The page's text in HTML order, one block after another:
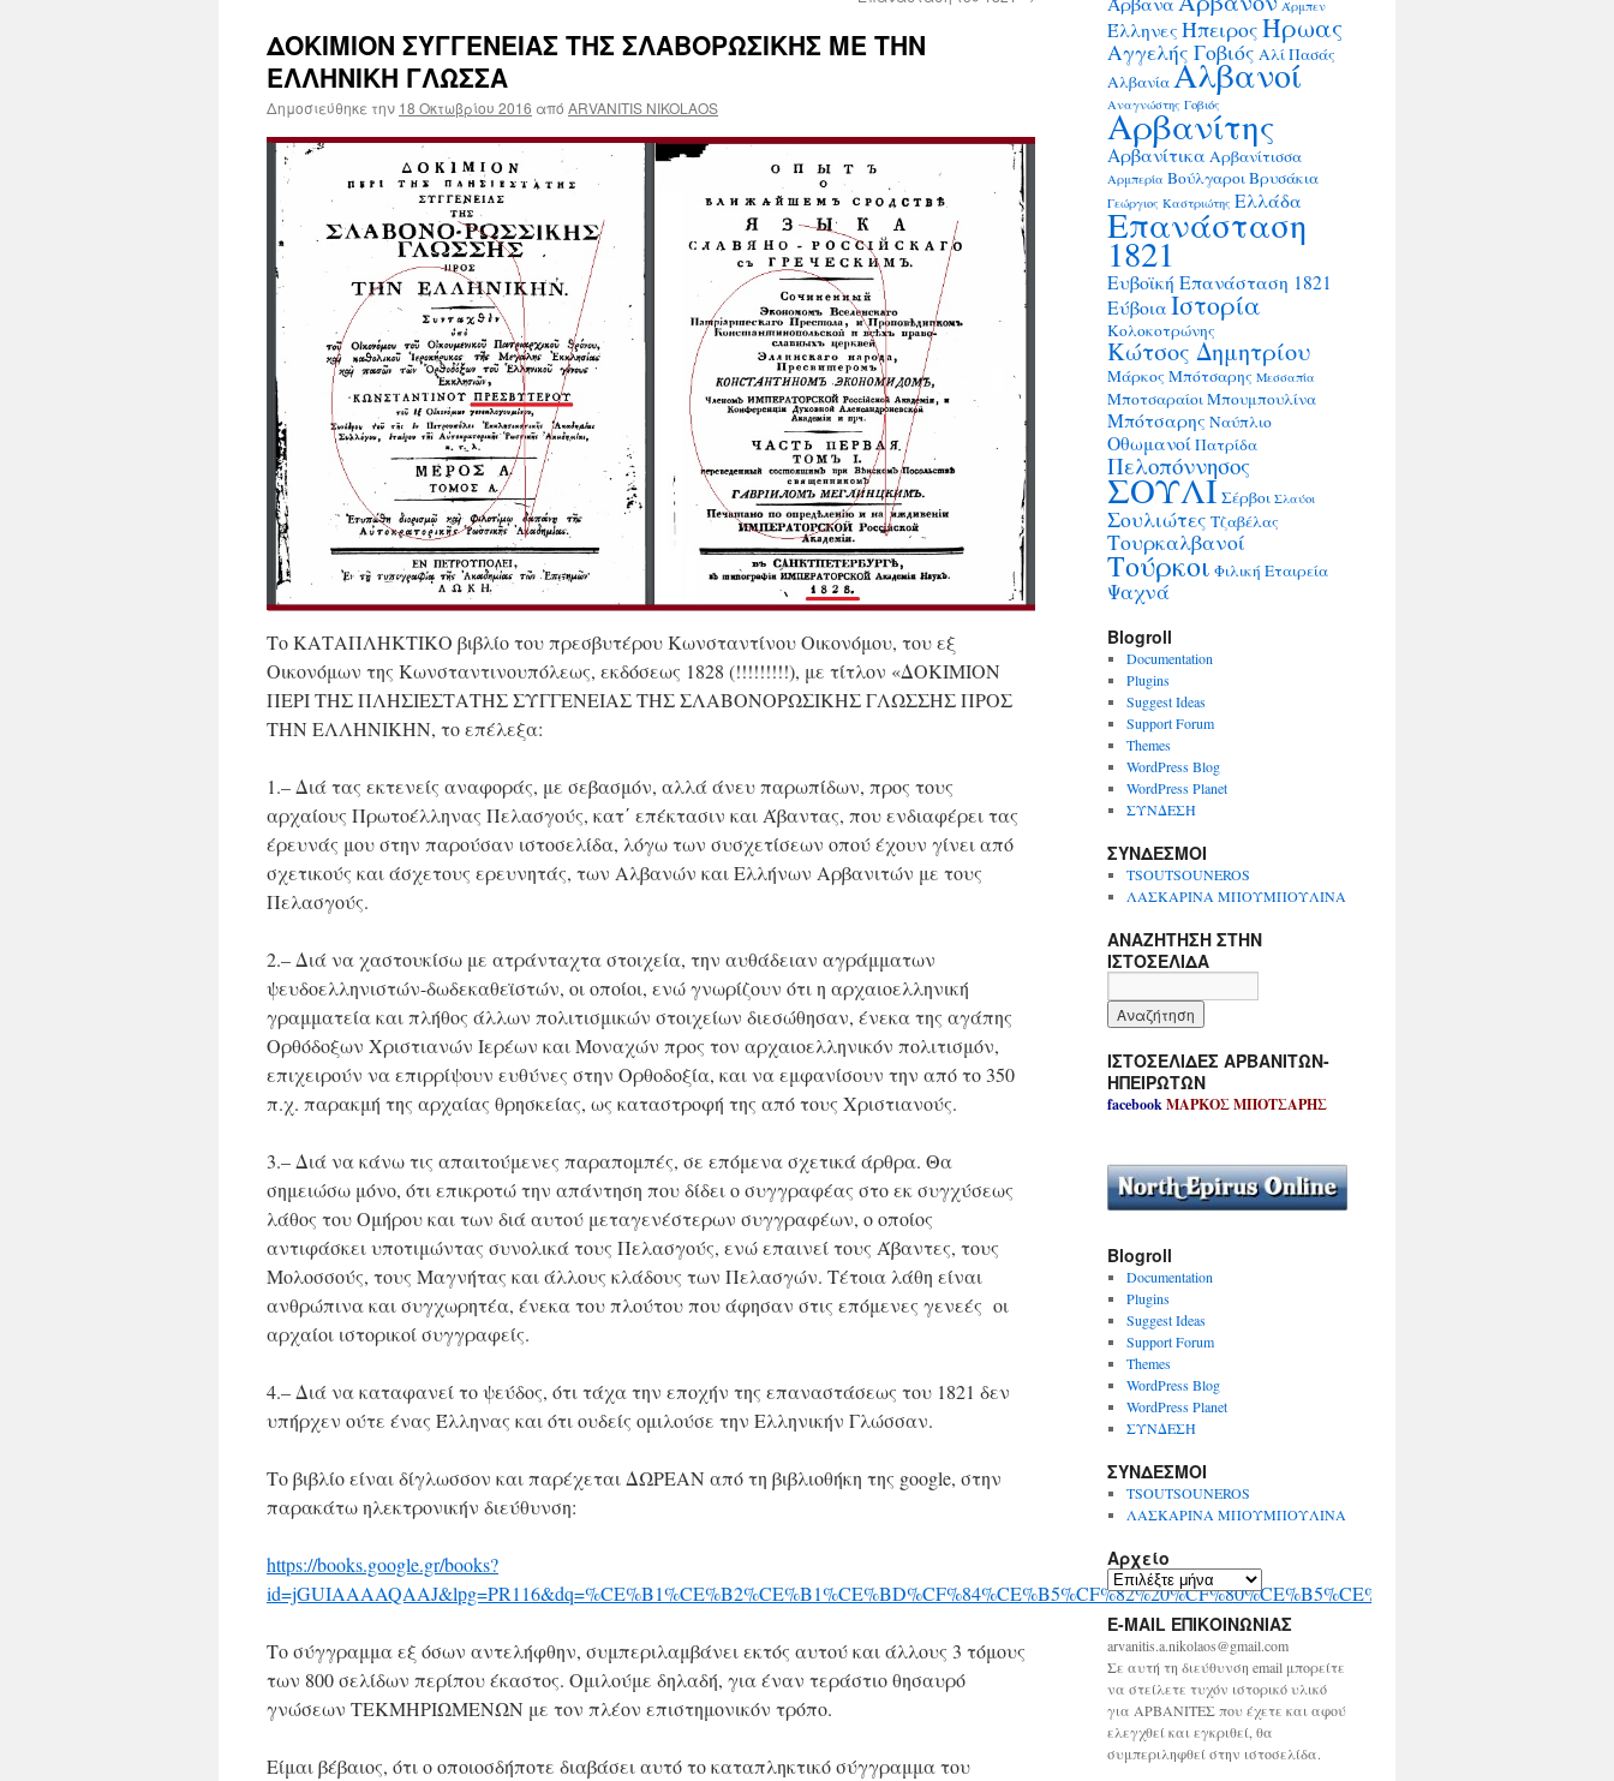
ΔΟΚΙΜΙΟΝ ΣΥΓΓΕΝΕΙΑΣ ΤΗΣ ΣΛΑΒΟΡΩΣΙΚΗΣ ΜΕ ΤΗΝ
ΕΛΛΗΝΙΚΗ ΓΛΩΣΣΑ
Δημοσιεύθηκε την 18 Οκτωβρίου 2016 από ARVANITIS NIKOLAOS
Το ΚΑΤΑΠΛΗΚΤΙΚΟ βιβλίο του πρεσβυτέρου Κωνσταντίνου Οικονόμου, του εξ
Οικονόμων της Κωνσταντινουπόλεως, εκδόσεως 1828 (!!!!!!!!!), με τίτλον «ΔΟΚΙΜΙΟΝ
ΠΕΡΙ ΤΗΣ ΠΛΗΣΙΕΣΤΑΤΗΣ ΣΥΓΓΕΝΕΙΑΣ ΤΗΣ ΣΛΑΒΟΝΟΡΩΣΙΚΗΣ ΓΛΩΣΣΗΣ ΠΡΟΣ
ΤΗΝ ΕΛΛΗΝΙΚΗΝ, το επέλεξα:
1.– Διά τας εκτενείς αναφοράς, με σεβασμόν, αλλά άνευ παρωπίδων, προς τους
αρχαίους Πρωτοέλληνας Πελασγούς, κατ΄ επέκτασιν και Άβαντας, που ενδιαφέρει τας
έρευνάς μου στην παρούσαν ιστοσελίδα, λόγω των συσχετίσεων οπού έχουν γίνει από
σχετικούς και άσχετους ερευνητάς, των Αλβανών και Ελλήνων Αρβανιτών με τους
Πελασγούς.
2.– Διά να χαστουκίσω με ατράνταχτα στοιχεία, την αυθάδειαν αγράμματων
ψευδοελληνιστών-δωδεκαθεϊστών, οι οποίοι, ενώ γνωρίζουν ότι η αρχαιοελληνική
γραμματεία και πλήθος άλλων πολιτισμικών στοιχείων διεσώθησαν, ένεκα της αγάπης
Ορθόδοξων Χριστιανών Ιερέων και Μοναχών προς τον αρχαιοελληνικόν πολιτισμόν,
επιχειρούν να επιρρίψουν ευθύνες στην Ορθοδοξία, και να εμφανίσουν την από το 350
π.χ. παρακμή της αρχαίας θρησκείας, ως καταστροφή της από τους Χριστιανούς.
3.– Διά να κάνω τις απαιτούμενες παραπομπές, σε επόμενα σχετικά άρθρα. Θα
σημειώσω μόνο, ότι επικροτώ την απάντηση που δίδει ο συγγραφέας στο εκ συγχύσεως
λάθος του Ομήρου και των διά αυτού μεταγενέστερων συγγραφέων, ο οποίος
αντιφάσκει υποτιμώντας συνολικά τους Πελασγούς, ενώ επαινεί τους Άβαντες, τους
Μολοσσούς, τους Μαγνήτας και άλλους κλάδους των Πελασγών. Τέτοια λάθη είναι
ανθρώπινα και συγχωρητέα, ένεκα του πλούτου που άφησαν στις επόμενες γενεές οι
αρχαίοι ιστορικοί συγγραφείς.
4.– Διά να καταφανεί το ψεύδος, ότι τάχα την εποχήν της επαναστάσεως του 1821 δεν
υπήρχεν ούτε ένας Έλληνας και ότι ουδείς ομιλούσε την Ελληνικήν Γλώσσαν.
Το βιβλίο είναι δίγλωσσον και παρέχεται ΔΩΡΕΑΝ από τη βιβλιοθήκη της google, στην
παρακάτω ηλεκτρονικήν διεύθυνση:
https://books.google.gr/books?
Το σύγγραμμα εξ όσων αντελήφθην, συμπεριλαμβάνει εκτός αυτού και άλλους 3 τόμους
των 800 σελίδων περίπου έκαστος. Ομιλούμε δηλαδή, για έναν τεράστιο θησαυρό
γνώσεων ΤΕΚΜΗΡΙΩΜΕΝΩΝ με τον πλέον επιστημονικόν τρόπο.
Είμαι βέβαιος, ότι ο οποιοσδήποτε διαβάσει αυτό το καταπληκτικό σύγγραμμα του
Άρμπεν
Έλληνες ΉπειροςΉρωας
Αγγελής Γοβιός Αλί Πασάς
ΑλβανίαΑλβανοί
Αναγνώστης Γοβιός
Αρβανίτης
Αρβανίτικα Αρβανίτισσα
Αρμπερία ΒούλγαροιΒρυσάκια
Γεώργιος Καστριώτης Ελλάδα
Επανάσταση
1821
Ευβοϊκή Επανάσταση 1821
Εύβοια Ιστορία
Κολοκοτρώνης
Κώτσος Δημητρίου
Μάρκος Μπότσαρης Μεσσαπία
ΜποτσαραίοιΜπουμπουλίνα
Μπότσαρης Ναύπλιο
ΟθωμανοίΠατρίδα
Πελοπόννησος
ΣΟΥΛΙ Σέρβοι Σλαύοι
Σουλιώτες Τζαβέλας
Τουρκαλβανοί
Τούρκοι Φιλική Εταιρεία
Ψαχνά
Blogroll
Documentation
Plugins
Suggest Ideas
Support Forum
Themes
WordPress Blog
WordPress Planet
ΣΥΝΔΕΣΗ
ΣΥΝΔΕΣΜΟΙ
TSOUTSOUNEROS
ΛΑΣΚΑΡΙΝΑ ΜΠΟΥΜΠΟΥΛΙΝΑ
ΑΝΑΖΗΤΗΣΗ ΣΤΗΝ
ΙΣΤΟΣΕΛΙΔΑ
ΙΣΤΟΣΕΛΙΔΕΣ ΑΡΒΑΝΙΤΩΝ-
ΗΠΕΙΡΩΤΩΝ
facebookΜΑΡΚΟΣ ΜΠΟΤΣΑΡΗΣ
Blogroll
Documentation
Plugins
Suggest Ideas
Support Forum
Themes
WordPress Blog
WordPress Planet
ΣΥΝΔΕΣΗ
ΣΥΝΔΕΣΜΟΙ
TSOUTSOUNEROS
ΛΑΣΚΑΡΙΝΑ ΜΠΟΥΜΠΟΥΛΙΝΑ
Αρχείο
Α
ρ
χ
ε
ί
ο
E-MAIL ΕΠΙΚΟΙΝΩΝΙΑΣ
arvanitis.a.nikolaos@gmail.com
Σε αυτή τη διεύθυνση email μπορείτε
να στείλετε τυχόν ιστορικό υλικό
για ΑΡΒΑΝΙΤΕΣ που έχετε και αφού
ελεγχθεί και εγκριθεί, θα
συμπεριληφθεί στην ιστοσελίδα.